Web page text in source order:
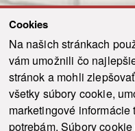
Cookies
Na našich stránkach
vám umožnili čo
stránok a mohli
všetky súbory cookie,
marketingové
potrebám. Súbory